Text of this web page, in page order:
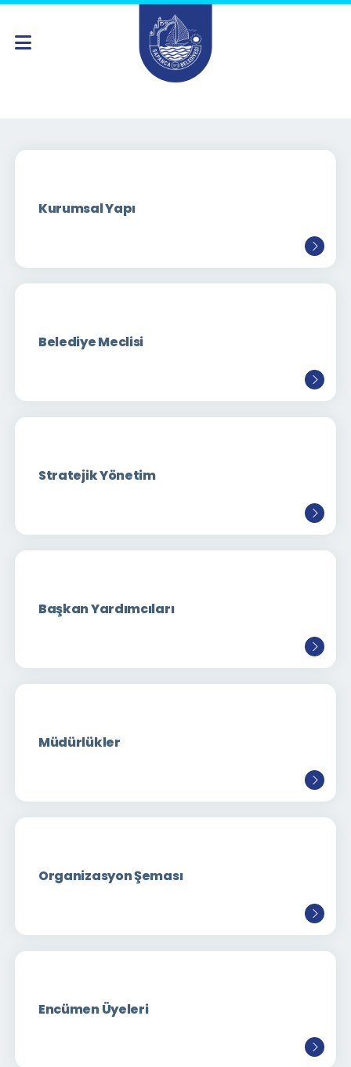
Kurumsal Yapı
Belediye Meclisi
Stratejik Yönetim
Başkan Yardımcıları
Müdürlükler
Organizasyon Şeması
Encümen Üyeleri